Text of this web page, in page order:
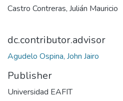
Castro Contreras, Julián Mauricio
dc.contributor.advisor
Agudelo Ospina, John Jairo
Publisher
Universidad EAFIT